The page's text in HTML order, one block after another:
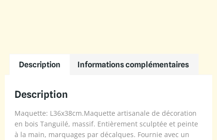
Description Informations complémentaires
Description
Maquette: L36x38cm.Maquette artisanale de décoration
en bois Tanguilé, massif. Entièrement sculptée et peinte
à la main, marquages par décalques. Fournie avec un